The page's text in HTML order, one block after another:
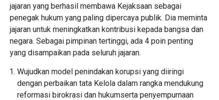
jajaran yang berhasil membawa Kejaksaan sebagai
penegak hukum yang paling dipercaya publik. Dia meminta
jajaran untuk meningkatkan kontribusi kepada bangsa dan
negara. Sebagai pimpinan tertinggi, ada 4 poin penting
yang disampaikan pada seluruh jajaran.
Wujudkan model penindakan korupsi yang diiringi
dengan perbaikan tata Kelola dalam rangka mendukung
reformasi birokrasi dan hukumserta penyempurnaan